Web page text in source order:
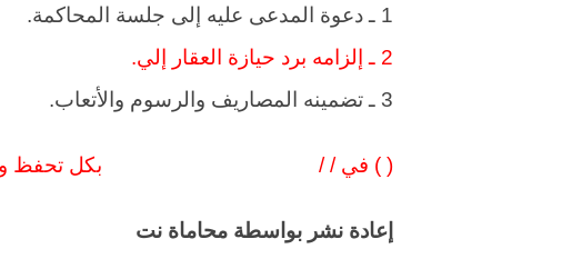
1 ـ دعوة المدعى عليه إلى جلسة المحاكمة.
2 ـ إلزامه برد حيازة العقار إلي.
3 ـ تضمينه المصاريف والرسوم والأتعاب.
( ) في / / بكل تحفظ
إعادة نشر بواسطة محاماة نت